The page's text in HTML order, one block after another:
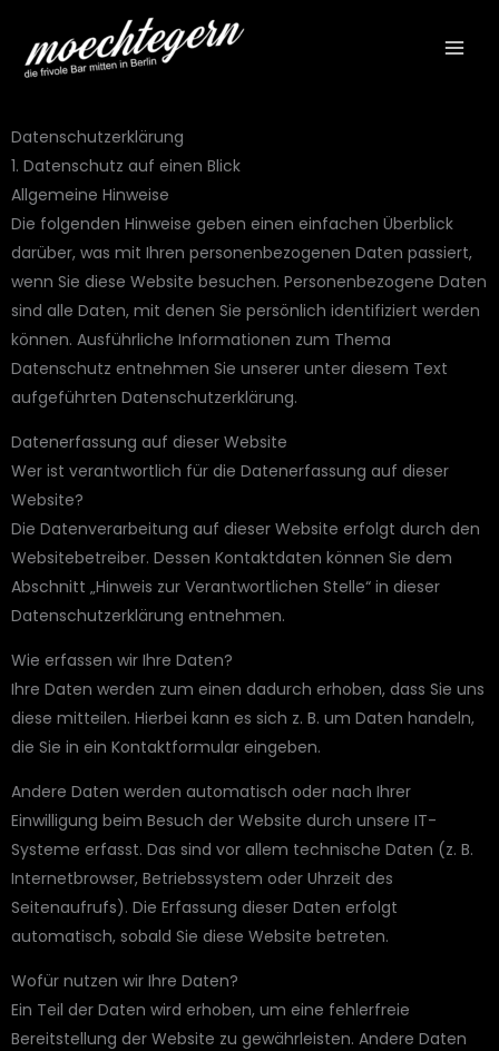
Inhalt
springen
Datenschutz­erklärung
1. Datenschutz auf einen Blick
Allgemeine Hinweise
Die folgenden Hinweise geben einen einfachen Überblick
darüber, was mit Ihren personenbezogenen Daten passiert,
wenn Sie diese Website besuchen. Personenbezogene Daten
sind alle Daten, mit denen Sie persönlich identifiziert werden
können. Ausführliche Informationen zum Thema
Datenschutz entnehmen Sie unserer unter diesem Text
aufgeführten Datenschutzerklärung.
Datenerfassung auf dieser Website
Wer ist verantwortlich für die Datenerfassung auf dieser
Website?
Die Datenverarbeitung auf dieser Website erfolgt durch den
Websitebetreiber. Dessen Kontaktdaten können Sie dem
Abschnitt „Hinweis zur Verantwortlichen Stelle“ in dieser
Datenschutzerklärung entnehmen.
Wie erfassen wir Ihre Daten?
Ihre Daten werden zum einen dadurch erhoben, dass Sie uns
diese mitteilen. Hierbei kann es sich z. B. um Daten handeln,
die Sie in ein Kontaktformular eingeben.
Andere Daten werden automatisch oder nach Ihrer
Einwilligung beim Besuch der Website durch unsere IT-
Systeme erfasst. Das sind vor allem technische Daten (z. B.
Internetbrowser, Betriebssystem oder Uhrzeit des
Seitenaufrufs). Die Erfassung dieser Daten erfolgt
automatisch, sobald Sie diese Website betreten.
Wofür nutzen wir Ihre Daten?
Ein Teil der Daten wird erhoben, um eine fehlerfreie
Bereitstellung der Website zu gewährleisten. Andere Daten